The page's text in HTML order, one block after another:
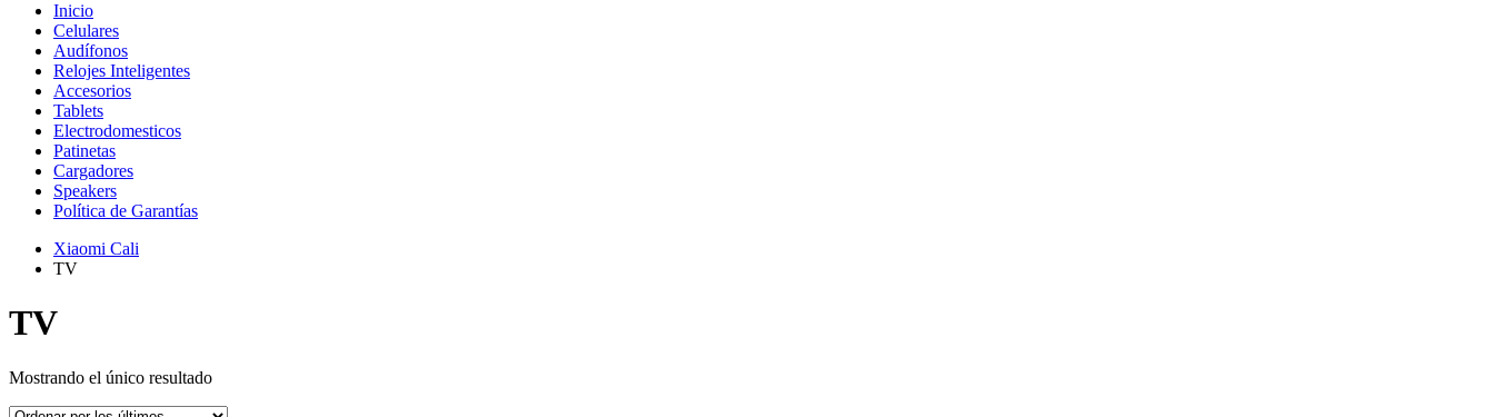
Inicio
Celulares
Audífonos
Relojes Inteligentes
Accesorios
Tablets
Electrodomesticos
Patinetas
Cargadores
Speakers
Política de Garantías
Xiaomi Cali
TV
TV
Mostrando el único resultado